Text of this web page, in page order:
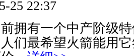
25 22:37
拥有一个中产阶级
们最希望火箭能用